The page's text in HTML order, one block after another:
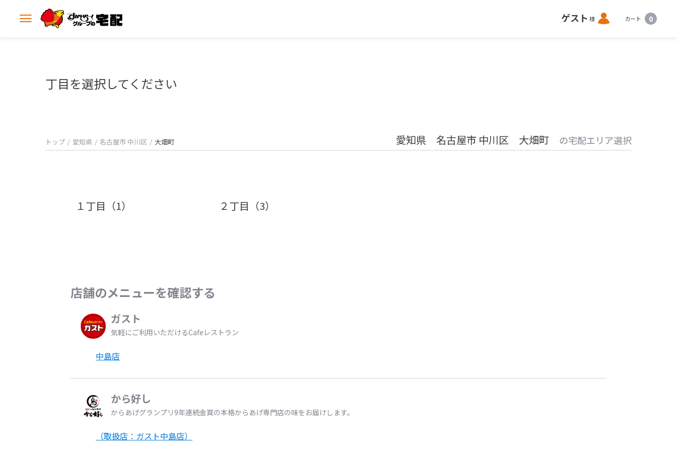
メ
ゲスト 様 ロ
グ
カート 0
丁目を選択してください
トップ 愛知県 名古屋市 中川区 大畑町 愛知県 名古屋市 中川区 大畑町 の宅配エリア選択
１丁目（1） ２丁目（3）
店舗のメニューを確認する
ガスト
気軽にご利用いただけるCafeレストラン
中島店
から好し
からあげグランプリ9年連続金賞の本格からあげ専門店の味をお届けします。
（取扱店：ガスト中島店）